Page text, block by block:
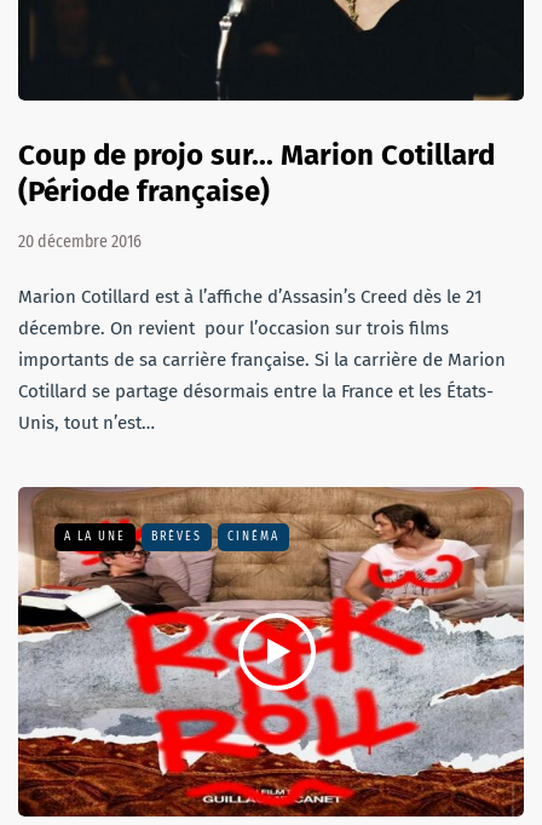
Coup de projo sur... Marion Cotillard
(Période française)
20 décembre 2016
Marion Cotillard est à l’affiche d’Assasin’s Creed dès le 21
décembre. On revient pour l’occasion sur trois films
importants de sa carrière française. Si la carrière de Marion
Cotillard se partage désormais entre la France et les États-
Unis, tout n’est…
A LA UNE BRÈVES CINÉMA